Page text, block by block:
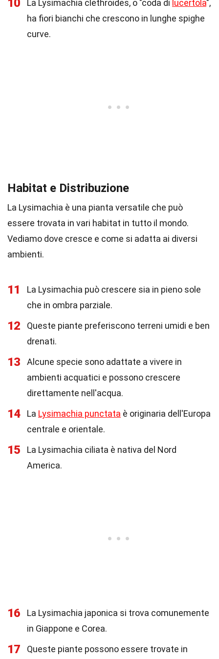
10 La Lysimachia clethroides, o "coda di lucertola",
ha fiori bianchi che crescono in lunghe spighe
curve.
Habitat e Distribuzione
La Lysimachia è una pianta versatile che può
essere trovata in vari habitat in tutto il mondo.
Vediamo dove cresce e come si adatta ai diversi
ambienti.
11
La Lysimachia può crescere sia in pieno sole
che in ombra parziale.
12
Queste piante preferiscono terreni umidi e ben
drenati.
13
Alcune specie sono adattate a vivere in
ambienti acquatici e possono crescere
direttamente nell'acqua.
14 La Lysimachia punctata è originaria dell'Europa
centrale e orientale.
15
La Lysimachia ciliata è nativa del Nord
America.
16
La Lysimachia japonica si trova comunemente
in Giappone e Corea.
17
Queste piante possono essere trovate in